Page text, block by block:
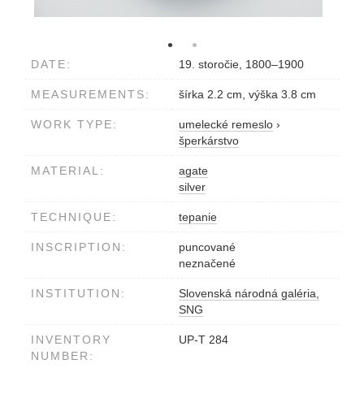
DATE: 19. storočie, 1800–1900
MEASUREMENTS: šírka 2.2 cm, výška 3.8 cm
WORK TYPE: umelecké remeslo ›
šperkárstvo
MATERIAL:
agate
silver
TECHNIQUE: tepanie
INSCRIPTION:
puncované
neznačené
INSTITUTION:
Slovenská národná galéria,
SNG
INVENTORY
NUMBER:
UP-T 284